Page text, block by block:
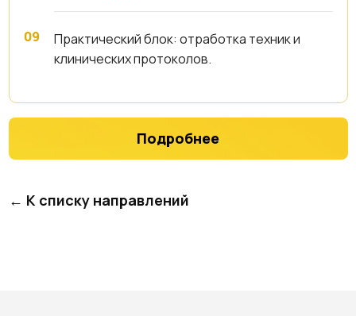
Практический блок: отработка техник и
клинических протоколов.
Подробнее
← К списку направлений